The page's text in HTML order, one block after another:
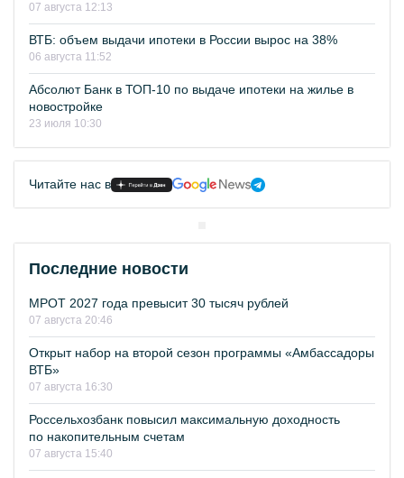
07 августа 12:13
ВТБ: объем выдачи ипотеки в России вырос на 38%
06 августа 11:52
Абсолют Банк в ТОП-10 по выдаче ипотеки на жилье в
новостройке
23 июля 10:30
Читайте нас в
Последние новости
МРОТ 2027 года превысит 30 тысяч рублей
07 августа 20:46
Открыт набор на второй сезон программы «Амбассадоры
ВТБ»
07 августа 16:30
Россельхозбанк повысил максимальную доходность
по накопительным счетам
07 августа 15:40